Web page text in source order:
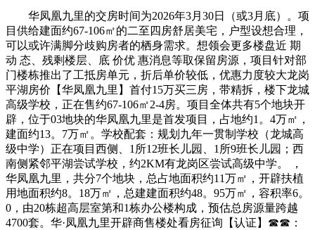
华凤凰九里的交房时间为2026年3月30日（或3月底）。项
目供给建面约67-106㎡的二至四房舒居美宅，户型设想合理，
可以或许满脚分歧购房者的栖身需求。想领会更多楼盘近 期
动 态、残剩楼层、底 价优 惠消息等取保留房源，项目针对部
门楼栋推出了工抵房单元，折后单价较低，优惠力度较大龙岗
平湖房价【华凤凰九里】首付15万买三房，带精拆，楼下龙城
高级学校，正在售约67-106㎡2-4房。项目全体共有5个地块开
辟，位于03地块的华凤凰九里是首发项目，占地约1。4万㎡，
建面约13。7万㎡。学校配套：规划九年一贯制学校（龙城高
级中学）正在项目西侧、1所12班长儿园、1所9班长儿园；西
南侧紧邻平湖尝试学校，约2KM有龙岗区尝试高级中学。 ，
华凤凰九里，共分7个地块，总占地面积约11万㎡，开辟扶植
用地面积约8。18万㎡，总建建面积约48。95万㎡，容积率6。
0，由20栋超高层室第和1栋办公楼构成，预估总房源量跨越
4700套。华·凤凰九里开辟商售楼处看房征询【认证】☎☎：